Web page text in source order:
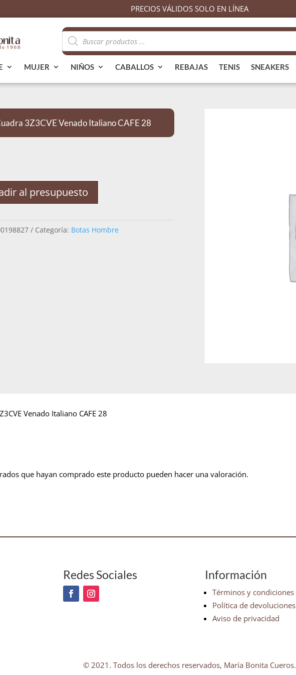
PRECIOS VÁLIDOS SOLO EN LÍNEA
Búsqueda
de
productos
MUJER NIÑOS CABALLOS REBAJAS TENIS SNEAKERS
3Z3CVE Venado Italiano CAFE 28
al presupuesto
Categoría: Botas Hombre
Venado Italiano CAFE 28
que hayan comprado este producto pueden hacer una valoración.
Redes Sociales Información
Términos y condiciones
Política de devoluciones
Aviso de privacidad
© 2021. Todos los derechos reservados, María Bonita Cueros.